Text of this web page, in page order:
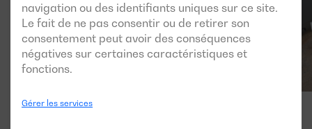
navigation ou des identifiants uniques sur ce site.
Le fait de ne pas consentir ou de retirer son
consentement peut avoir des conséquences
négatives sur certaines caractéristiques et
fonctions.
Gérer les services